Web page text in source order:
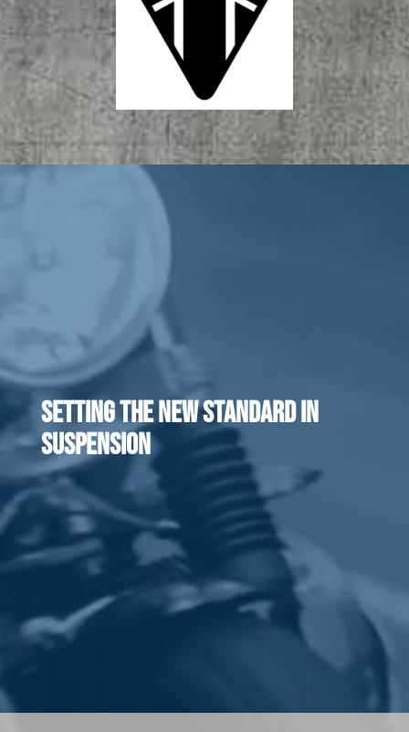
SETTING THE NEW STANDARD IN
SUSPENSION